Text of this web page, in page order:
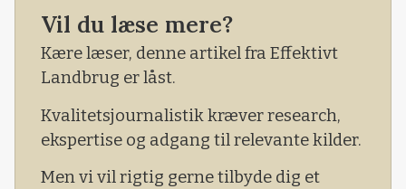
Meddelelsen er skrevet i kølvandet på en uro,
der er opstået omkring implementeringen af en
ny EU-forordning, som pålægger danske
overensstemmelse med producentens
anvisning.
Vil du læse mere?
Kære læser, denne artikel fra Effektivt
Landbrug er låst.
Kvalitetsjournalistik kræver research,
ekspertise og adgang til relevante kilder.
Men vi vil rigtig gerne tilbyde dig et